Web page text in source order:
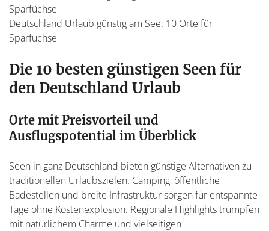
Deutschland Urlaub günstig am See: 10 Orte für
Sparfüchse
Die 10 besten günstigen Seen für
den Deutschland Urlaub
Orte mit Preisvorteil und
Ausflugspotential im Überblick
Seen in ganz Deutschland bieten günstige Alternativen zu
traditionellen Urlaubszielen. Camping, öffentliche
Badestellen und breite Infrastruktur sorgen für entspannte
Tage ohne Kostenexplosion. Regionale Highlights trumpfen
mit natürlichem Charme und vielseitigen